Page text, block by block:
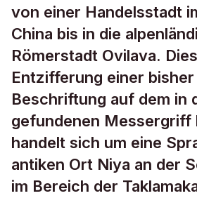
von einer Handelsstadt
China bis in die
Römerstadt Ovilava.
Entzifferung einer
Beschriftung auf dem in
gefundenen Messergriff
handelt sich um eine
antiken Ort Niya an der
im Bereich der